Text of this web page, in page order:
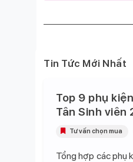
Tin Tức Mới Nhất
Top 9 phụ
Tân Sinh viên
Tổng hợp các phụ
Tư vấn chọn mua